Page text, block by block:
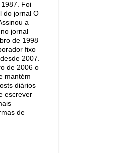
Foi
do jornal O
a
jornal
de 1998
fixo
2007.
de 2006 o
mantém
diários
escrever
de